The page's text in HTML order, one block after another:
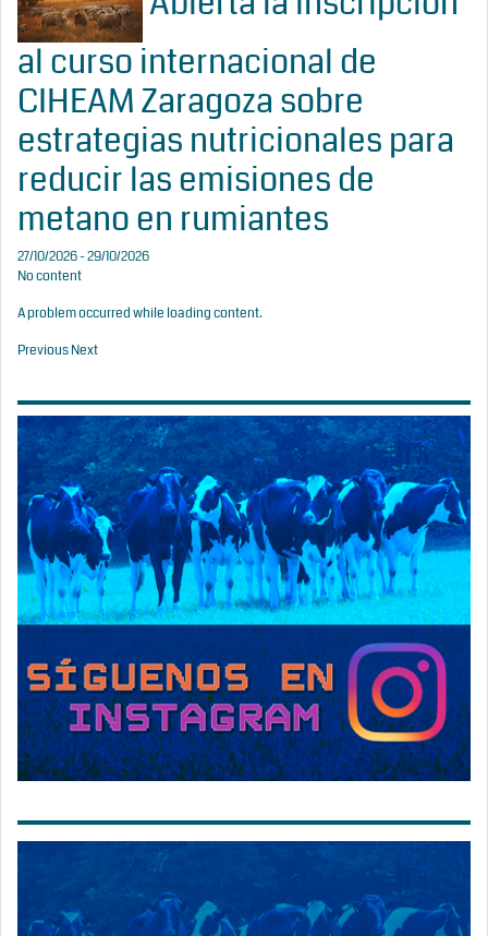
al curso internacional de
CIHEAM Zaragoza sobre
estrategias nutricionales para
reducir las emisiones de
metano en rumiantes
27/10/2026 - 29/10/2026
No content
A problem occurred while loading content.
PreviousNext